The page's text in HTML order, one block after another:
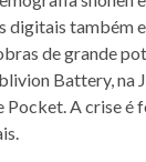
digitais também
de grande
Battery, na
Pocket. A crise é